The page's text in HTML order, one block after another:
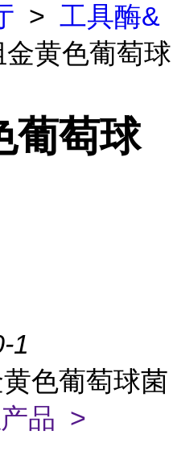
> 工具酶&
金黄色葡萄球
葡萄球
1
色葡萄球菌
品 >